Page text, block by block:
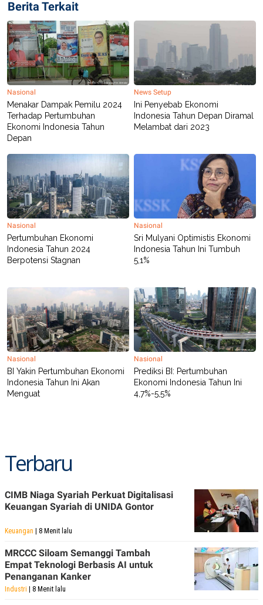
S
A
T
D
A
T
A
A
G
E
S
K
O
N
T
A
N
T
V
L
I
P
S
U
S
JARINGAN
K
O
N
T
A
N
C
M
Y
P
R
E
S
S
R
L
.
I
D
L
A
G
G
A
A
K
K
I
E
R
J
N
P
A
P
R
D
V
E
T
S
I
N
G
K
Berita Terkait
Nasional
Menakar Dampak Pemilu 2024
Terhadap Pertumbuhan
Ekonomi Indonesia Tahun
Depan
News Setup
Ini Penyebab Ekonomi
Indonesia Tahun Depan Diramal
Melambat dari 2023
Nasional
Pertumbuhan Ekonomi
Indonesia Tahun 2024
Berpotensi Stagnan
Nasional
Sri Mulyani Optimistis Ekonomi
Indonesia Tahun Ini Tumbuh
5,1%
Nasional
BI Yakin Pertumbuhan Ekonomi
Indonesia Tahun Ini Akan
Menguat
Nasional
Prediksi BI: Pertumbuhan
Ekonomi Indonesia Tahun Ini
4,7%-5,5%
Terbaru
CIMB Niaga Syariah Perkuat Digitalisasi
Keuangan Syariah di UNIDA Gontor
Keuangan | 8 Menit lalu
MRCCC Siloam Semanggi Tambah
Empat Teknologi Berbasis AI untuk
Penanganan Kanker
Industri | 8 Menit lalu